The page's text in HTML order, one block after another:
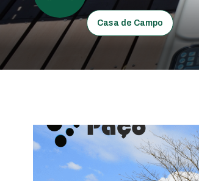
Casa de Campo